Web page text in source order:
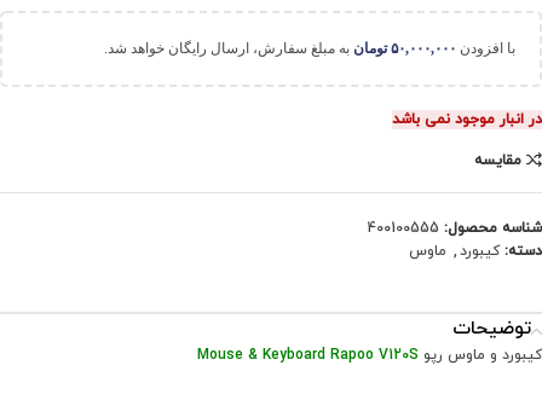
با افزودن ۵۰,۰۰۰,۰۰۰ تومان به مبلغ سفارش، ارسال رایگان خواهد شد.
در انبار موجود نمی باشد
مقایسه
شناسه محصول: 400100555
دسته: کیبورد, ماوس
توضیحات
کیبورد و ماوس رپو Mouse & Keyboard Rapoo V120S